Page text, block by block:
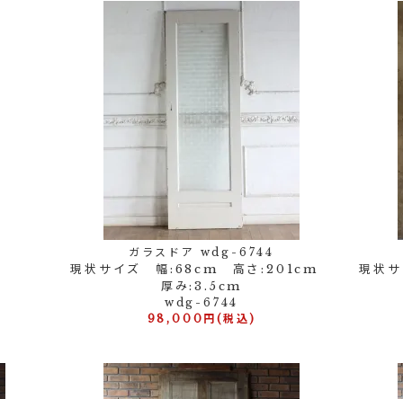
ガラスドア wdg-6744
現状サイズ 幅:68cm 高さ:201cm
厚み:3.5cm
wdg-6744
98,000円(税込)
現状